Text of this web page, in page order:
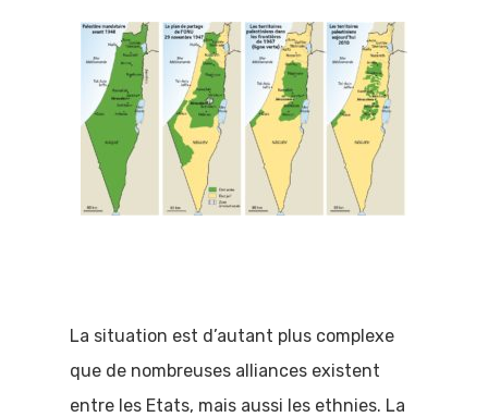
La situation est d’autant plus complexe
que de nombreuses alliances existent
entre les Etats, mais aussi les ethnies. La